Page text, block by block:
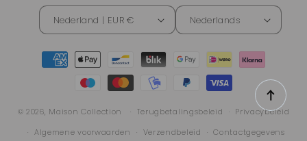
Nederland | EUR € Nederlands
Betaalmethoden
© 2026, Maison Collection Terugbetalingsbeleid
Privacybeleid
Algemene voorwaarden
Verzendbeleid Contactgegevens